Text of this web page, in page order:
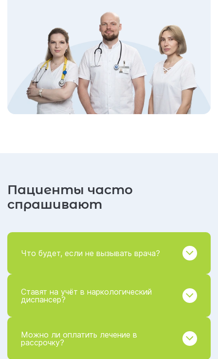
Пациенты часто
спрашивают
Что будет, если не вызывать врача?
Ставят на учёт в наркологический
диспансер?
Можно ли оплатить лечение в
рассрочку?